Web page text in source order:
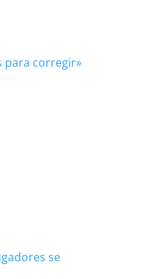
para corregir»
se